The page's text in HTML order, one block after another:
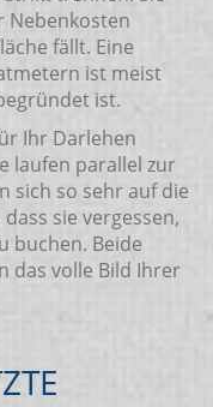
Nebenkosten
fällt. Eine
ist meist
ist.
Ihr Darlehen
laufen parallel zur
sich so sehr auf die
sie vergessen,
buchen. Beide
das volle Bild Ihrer